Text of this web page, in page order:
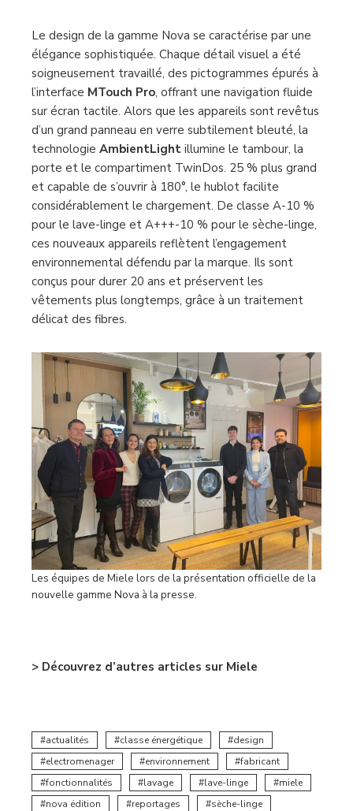
Le design de la gamme Nova se caractérise par une
élégance sophistiquée. Chaque détail visuel a été
soigneusement travaillé, des pictogrammes épurés à
l’interface MTouch Pro, offrant une navigation fluide
sur écran tactile. Alors que les appareils sont revêtus
d’un grand panneau en verre subtilement bleuté, la
technologie AmbientLight illumine le tambour, la
porte et le compartiment TwinDos. 25 % plus grand
et capable de s’ouvrir à 180°, le hublot facilite
considérablement le chargement. De classe A-10 %
pour le lave-linge et A+++-10 % pour le sèche-linge,
ces nouveaux appareils reflètent l’engagement
environnemental défendu par la marque. Ils sont
conçus pour durer 20 ans et préservent les
vêtements plus longtemps, grâce à un traitement
délicat des fibres.
Les équipes de Miele lors de la présentation officielle de la
nouvelle gamme Nova à la presse.
> Découvrez d’autres articles sur Miele
actualités classe énergétique
design
electromenager
environnement
fabricant
fonctionnalités
lavage lave-linge
miele
nova édition
reportages
sèche-linge